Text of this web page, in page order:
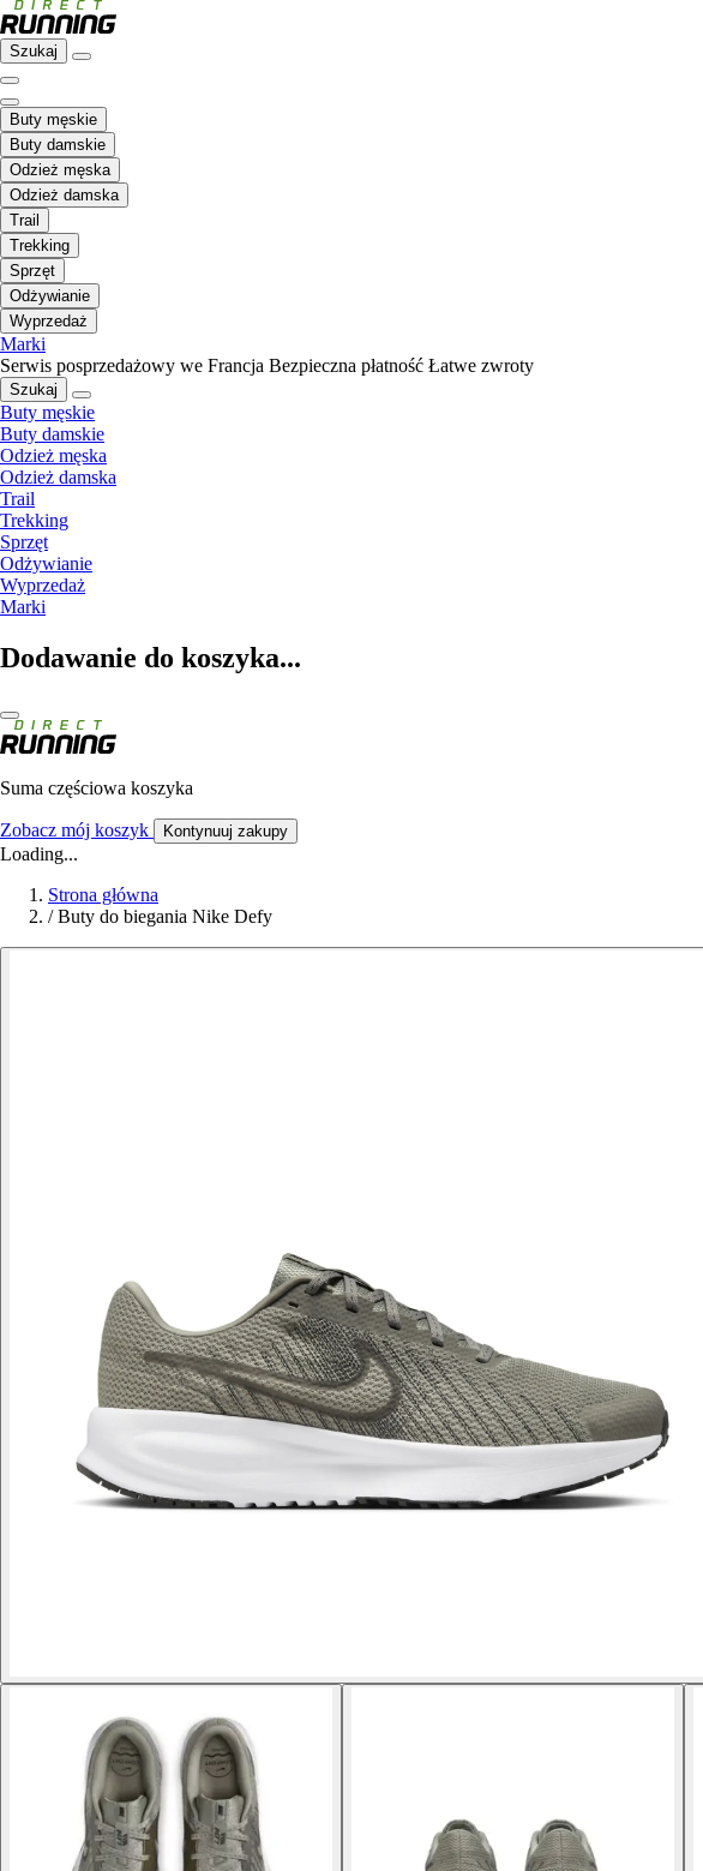
Szukaj
Buty męskie
Buty damskie
Odzież męska
Odzież damska
Trail
Trekking
Sprzęt
Odżywianie
Wyprzedaż
Marki
Serwis posprzedażowy we Francja Bezpieczna płatność Łatwe zwroty
Szukaj
Buty męskie
Buty damskie
Odzież męska
Odzież damska
Trail
Trekking
Sprzęt
Odżywianie
Wyprzedaż
Marki
Dodawanie do koszyka...
Suma częściowa koszyka
Zobacz mój koszyk Kontynuuj zakupy
Loading...
Strona główna
/ Buty do biegania Nike Defy